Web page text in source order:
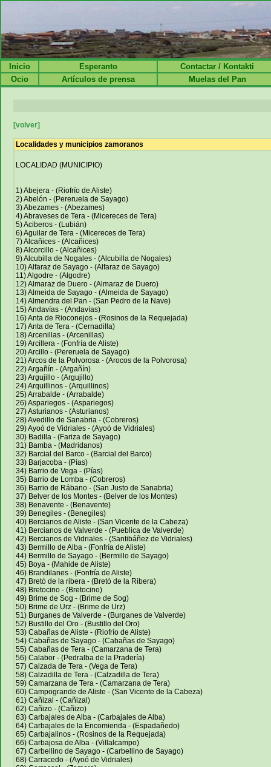
Inicio Esperanto
Contactar / Kontakti
Ocio
Artículos de prensa Muelas del Pan
[volver]
Localidades y municipios zamoranos
LOCALIDAD (MUNICIPIO)
1) Abejera - (Riofrío de Aliste)
2) Abelón - (Pereruela de Sayago)
3) Abezames - (Abezames)
4) Abraveses de Tera - (Micereces de Tera)
5) Aciberos - (Lubián)
6) Aguilar de Tera - (Micereces de Tera)
7) Alcañices - (Alcañices)
8) Alcorcillo - (Alcañices)
9) Alcubilla de Nogales - (Alcubilla de Nogales)
10) Alfaraz de Sayago - (Alfaraz de Sayago)
11) Algodre - (Algodre)
12) Almaraz de Duero - (Almaraz de Duero)
13) Almeida de Sayago - (Almeida de Sayago)
14) Almendra del Pan - (San Pedro de la Nave)
15) Andavías - (Andavías)
16) Anta de Rioconejos - (Rosinos de la Requejada)
17) Anta de Tera - (Cernadilla)
18) Arcenillas - (Arcenillas)
19) Arcillera - (Fonfría de Aliste)
20) Arcillo - (Pereruela de Sayago)
21) Arcos de la Polvorosa - (Arocos de la Polvorosa)
22) Argañín - (Argañín)
23) Argujillo - (Argujillo)
24) Arquillinos - (Arquillinos)
25) Arrabalde - (Arrabalde)
26) Aspariegos - (Aspariegos)
27) Asturianos - (Asturianos)
28) Avedillo de Sanabria - (Cobreros)
29) Ayoó de Vidriales - (Ayoó de Vidriales)
30) Badilla - (Fariza de Sayago)
31) Bamba - (Madridanos)
32) Barcial del Barco - (Barcial del Barco)
33) Barjacoba - (Pías)
34) Barrio de Vega - (Pías)
35) Barrio de Lomba - (Cobreros)
36) Barrio de Rábano - (San Justo de Sanabria)
37) Belver de los Montes - (Belver de los Montes)
38) Benavente - (Benavente)
39) Benegiles - (Benegiles)
40) Bercianos de Aliste - (San Vicente de la Cabeza)
41) Bercianos de Valverde - (Pueblica de Valverde)
42) Bercianos de Vidriales - (Santibáñez de Vidriales)
43) Bermillo de Alba - (Fonfría de Aliste)
44) Bermillo de Sayago - (Bermillo de Sayago)
45) Boya - (Mahide de Aliste)
46) Brandilanes - (Fonfría de Aliste)
47) Bretó de la ribera - (Bretó de la Ribera)
48) Bretocino - (Bretocino)
49) Brime de Sog - (Brime de Sog)
50) Brime de Urz - (Brime de Urz)
51) Burganes de Valverde - (Burganes de Valverde)
52) Bustillo del Oro - (Bustillo del Oro)
53) Cabañas de Aliste - (Riofrío de Aliste)
54) Cabañas de Sayago - (Cabañas de Sayago)
55) Cabañas de Tera - (Camarzana de Tera)
56) Calabor - (Pedralba de la Pradería)
57) Calzada de Tera - (Vega de Tera)
58) Calzadilla de Tera - (Calzadilla de Tera)
59) Camarzana de Tera - (Camarzana de Tera)
60) Campogrande de Aliste - (San Vicente de la Cabeza)
61) Cañizal - (Cañizal)
62) Cañizo - (Cañizo)
63) Carbajales de Alba - (Carbajales de Alba)
64) Carbajales de la Encomienda - (Espadañedo)
65) Carbajalinos - (Rosinos de la Requejada)
66) Carbajosa de Alba - (Villalcampo)
67) Carbellino de Sayago - (Carbellino de Sayago)
68) Carracedo - (Ayoó de Vidriales)